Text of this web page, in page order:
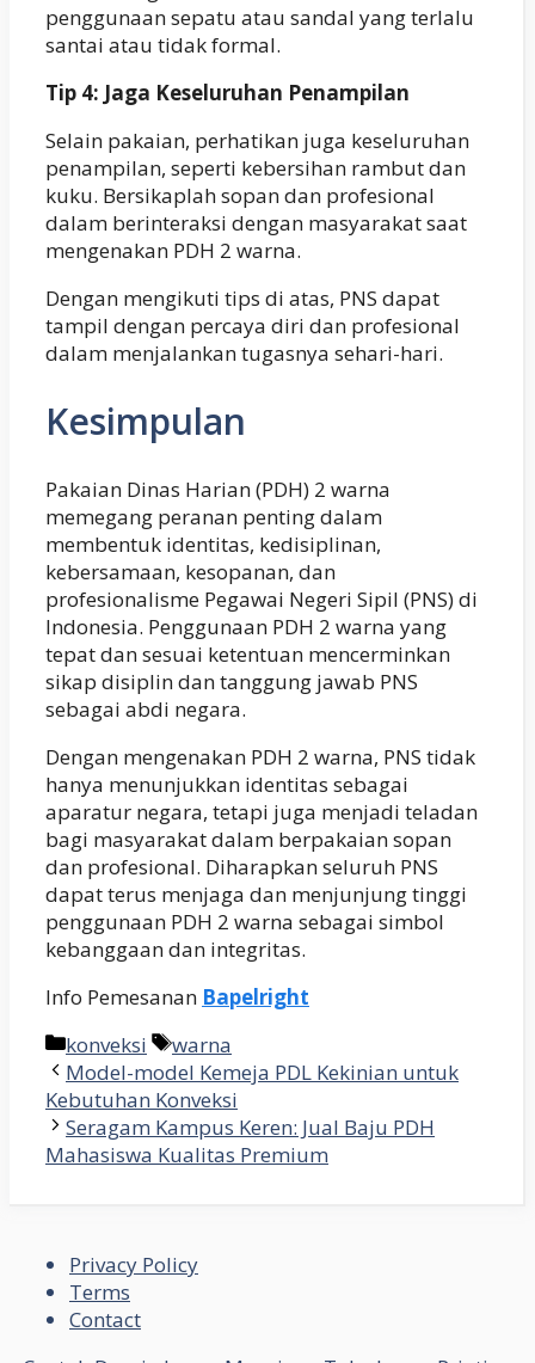
penggunaan sepatu atau sandal yang terlalu
santai atau tidak formal.
Tip 4: Jaga Keseluruhan Penampilan
Selain pakaian, perhatikan juga keseluruhan
penampilan, seperti kebersihan rambut dan
kuku. Bersikaplah sopan dan profesional
dalam berinteraksi dengan masyarakat saat
mengenakan PDH 2 warna.
Dengan mengikuti tips di atas, PNS dapat
tampil dengan percaya diri dan profesional
dalam menjalankan tugasnya sehari-hari.
Kesimpulan
Pakaian Dinas Harian (PDH) 2 warna
memegang peranan penting dalam
membentuk identitas, kedisiplinan,
kebersamaan, kesopanan, dan
profesionalisme Pegawai Negeri Sipil (PNS) di
Indonesia. Penggunaan PDH 2 warna yang
tepat dan sesuai ketentuan mencerminkan
sikap disiplin dan tanggung jawab PNS
sebagai abdi negara.
Dengan mengenakan PDH 2 warna, PNS tidak
hanya menunjukkan identitas sebagai
aparatur negara, tetapi juga menjadi teladan
bagi masyarakat dalam berpakaian sopan
dan profesional. Diharapkan seluruh PNS
dapat terus menjaga dan menjunjung tinggi
penggunaan PDH 2 warna sebagai simbol
kebanggaan dan integritas.
Info Pemesanan Bapelright
Kategori
konveksi Tag
warna
Model-model Kemeja PDL Kekinian untuk
Kebutuhan Konveksi
Seragam Kampus Keren: Jual Baju PDH
Mahasiswa Kualitas Premium
Privacy Policy
Terms
Contact